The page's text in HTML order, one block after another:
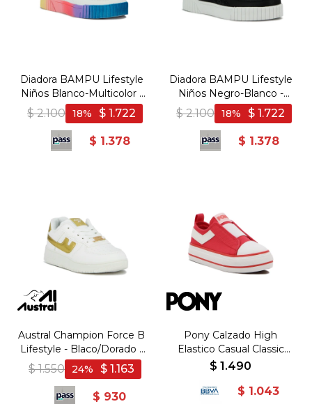
Diadora BAMPU Lifestyle
Niños Blanco-Multicolor -
Blanco-Multicolor
$ 2.100 $ 1.722
18
$ 1.378
Diadora BAMPU Lifestyle
Niños Negro-Blanco -
Negro-Blanco
$ 2.100 $ 1.722
18
$ 1.378
Austral Champion Force B
Lifestyle - Blaco/Dorado -
Blanco-Dorado
$ 1.550 $ 1.163
24
$ 930
Pony Calzado High
Elastico Casual Classic
Kids- Coral - Coral
$ 1.490
$ 1.043